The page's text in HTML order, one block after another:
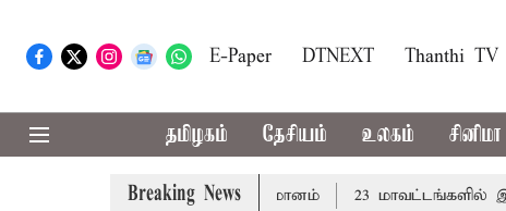
E-Paper DTNEXT Thanthi TV
தமிழகம் தேசியம் உலகம் சினிமா
Breaking News
நாளை தனித்தீர்மானம் 23 மாவட்டங்களில்